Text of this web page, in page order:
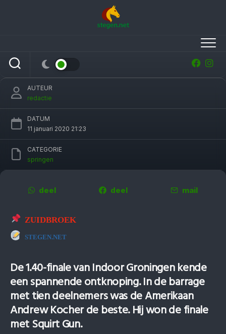
Indoor Groningen
AUTEUR
redactie
DATUM
11 januari 2020 21:23
CATEGORIE
springen
deel deel mail
ZUIDBROEK
STEGEN.NET
De 1.40-finale van Indoor Groningen kende
een spannende ontknoping. In de barrage
met tien deelnemers was de Amerikaan
Andrew Kocher de beste. Hij won de finale
met Squirt Gun.